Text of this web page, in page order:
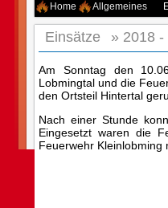
Home Allgemeines
Einsätze » 2018 -
Am Sonntag den
Lobmingtal und die
den Ortsteil Hintertal
Nach einer Stunde
Eingesetzt waren die
Feuerwehr Kleinlobming